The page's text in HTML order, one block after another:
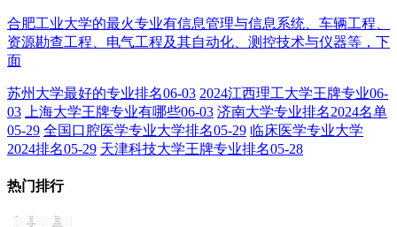
合肥工业大学的最火专业有信息管理与信息系统、车辆工程、
资源勘查工程、电气工程及其自动化、测控技术与仪器等，下
面
苏州大学最好的专业排名06-03 2024江西理工大学王牌专业06-
03
上海大学王牌专业有哪些06-03 济南大学专业排名2024名单
05-29 全国口腔医学专业大学排名05-29 临床医学专业大学
2024排名05-29 天津科技大学王牌专业排名05-28
热门排行